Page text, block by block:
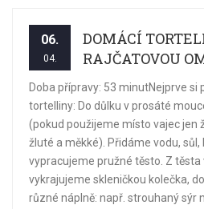
06.
04.
DOMÁCÍ
RAJČATOVOU
Doba přípravy: 53 minutNejprve si
tortelliny: Do důlku v prosáté
(pokud použijeme místo vajec jen
žluté a měkké). Přidáme vodu, sůl,
vypracujeme pružné těsto. Z těsta
vykrajujeme skleničkou kolečka,
různé náplně: např. strouhaný sýr